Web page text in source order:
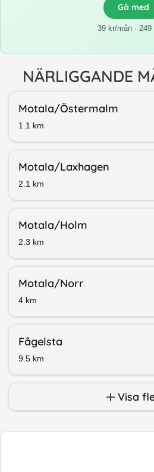
Gå med
39 kr/mån · 249
NÄRLIGGANDE
Motala/​Östermalm
1.1 km
Motala/​Laxhagen
2.1 km
Motala/​Holm
2.3 km
Motala/​Norr
4 km
Fågelsta
9.5 km
Visa